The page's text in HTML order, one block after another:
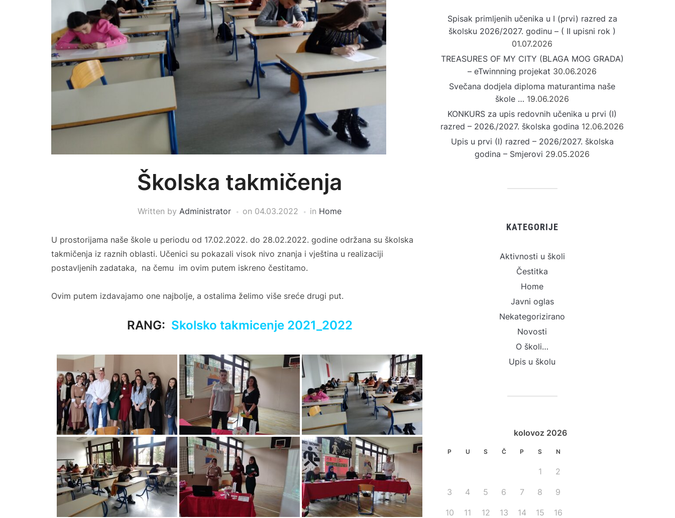
Školska takmičenja
Written by Administrator on 04.03.2022 in Home
U prostorijama naše škole u periodu od 17.02.2022. do 28.02.2022. godine održana su školska
takmičenja iz raznih oblasti. Učenici su pokazali visok nivo znanja i vještina u realizaciji
postavljenih zadataka, na čemu im ovim putem iskreno čestitamo.
Ovim putem izdavajamo one najbolje, a ostalima želimo više sreće drugi put.
RANG: Skolsko takmicenje 2021_2022
Spisak primljenih učenika u I (prvi) razred za
školsku 2026/2027. godinu – ( II upisni rok )
01.07.2026
TREASURES OF MY CITY (BLAGA MOG GRADA)
– eTwinnning projekat 30.06.2026
Svečana dodjela diploma maturantima naše
škole … 19.06.2026
KONKURS za upis redovnih učenika u prvi (I)
razred – 2026./2027. školska godina 12.06.2026
Upis u prvi (I) razred – 2026/2027. školska
godina – Smjerovi 29.05.2026
KATEGORIJE
Aktivnosti u školi
Čestitka
Home
Javni oglas
Nekategorizirano
Novosti
O školi…
Upis u školu
kolovoz 2026
P U S Č P S N
1 2
3 4 5 6 7 8 9
10 11 12 13 14 15 16